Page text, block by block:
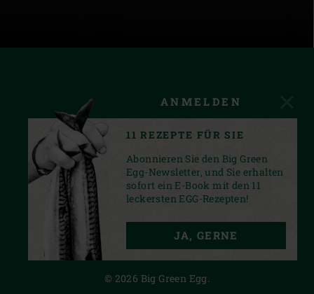
PRIVACY STATEMENT
© 2026 Big Green Egg.
ANMELDEN
11 REZEPTE FÜR SIE
Abonnieren Sie den Big Green
Egg-Newsletter, und Sie erhalten
sofort ein E-Book mit den 11
leckersten EGG-Rezepten!
JA, GERNE